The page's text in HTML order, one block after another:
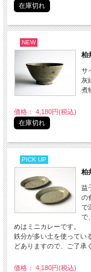
在庫切れ
NEW
柏
サ
灰
煮
価格： 4,180円(税込)
在庫切れ
PICK UP
柏
益
の
で
で
めはミニカレーです。
鉄分が多い土を使ってい
どありますので、ご了承
価格： 4,180円(税込)